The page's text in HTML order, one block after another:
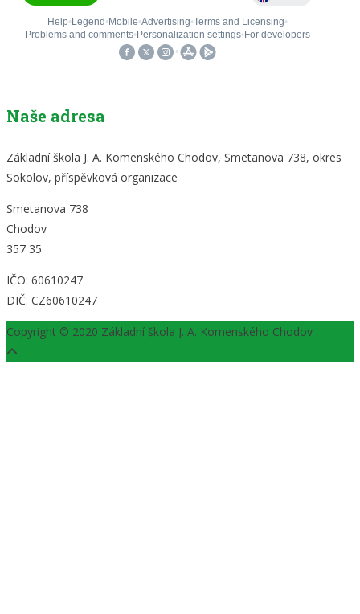
Naše adresa
Základní škola J. A. Komenského Chodov, Smetanova 738, okres
Sokolov, příspěvková organizace
Smetanova 738
Chodov
357 35
IČO: 60610247
DIČ: CZ60610247
Copyright © 2020 Základní škola J. A. Komenského Chodov